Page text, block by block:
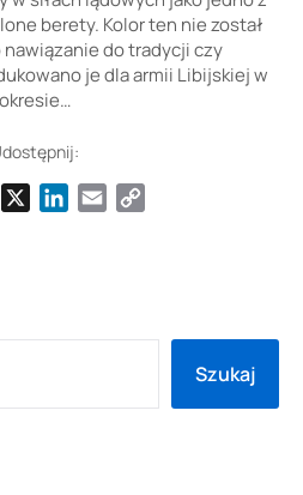
berety. Kolor ten nie został
do tradycji czy
je dla armii Libijskiej w
okresie…
WhatsAppLinkedIn
Email
Szukaj